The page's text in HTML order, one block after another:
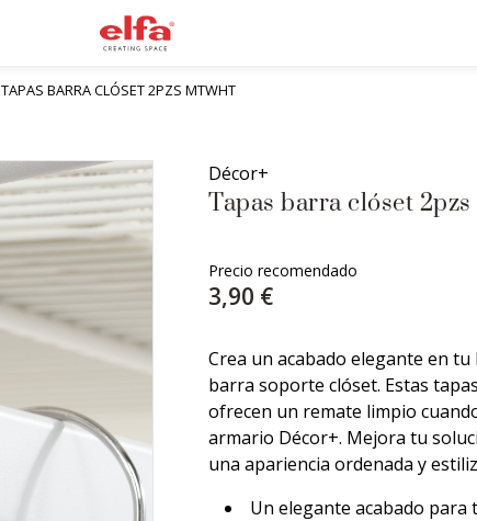
TAPAS BARRA CLÓSET 2PZS MTWHT
Décor+
Tapas barra clóset
Precio recomendado
3,90 €
Crea un acabado elegante en
barra soporte clóset. Estas
ofrecen un remate limpio
armario Décor+. Mejora tu
una apariencia ordenada y
Un elegante acabado para